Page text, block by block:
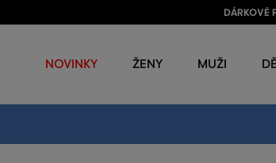
DÁRKOVÉ
NOVINKY ŽENY MUŽI